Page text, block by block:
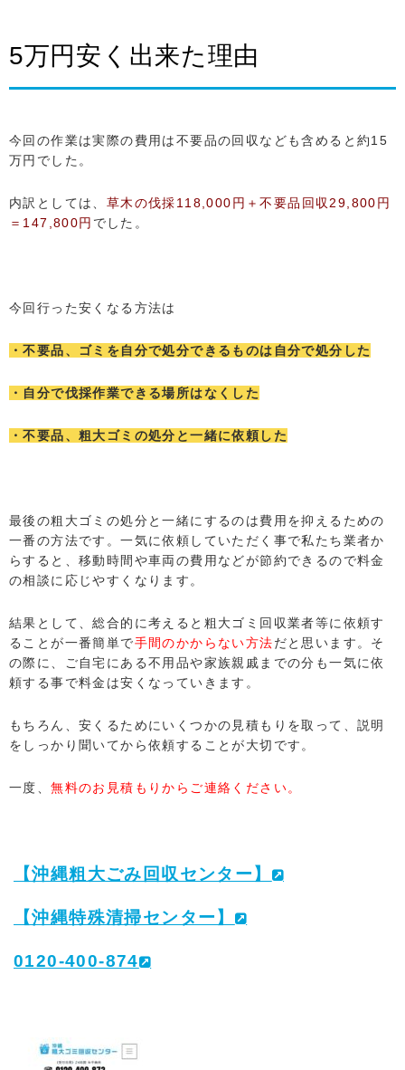
5万円安く出来た理由
今回の作業は実際の費用は不要品の回収なども含めると約15
万円でした。
内訳としては、 草木の伐採118,000円＋不要品回収29,800円
＝147,800円 でした。
今回行った安くなる方法は
・不要品、ゴミを自分で処分できるものは自分で処分した
・自分で伐採作業できる場所はなくした
・不要品、粗大ゴミの処分と一緒に依頼した
最後の粗大ゴミの処分と一緒にするのは費用を抑えるための
一番の方法です。一気に依頼していただく事で私たち業者か
らすると、移動時間や車両の費用などが節約できるので料金
の相談に応じやすくなります。
結果として、総合的に考えると粗大ゴミ回収業者等に依頼す
ることが一番簡単で手間のかからない方法だと思います。そ
の際に、ご自宅にある不用品や家族親戚までの分も一気に依
頼する事で料金は安くなっていきます。
もちろん、安くるためにいくつかの見積もりを取って、説明
をしっかり聞いてから依頼することが大切です。
一度、無料のお見積もりからご連絡ください。
【沖縄粗大ごみ回収センター】
【沖縄特殊清掃センター】
0120-400-874